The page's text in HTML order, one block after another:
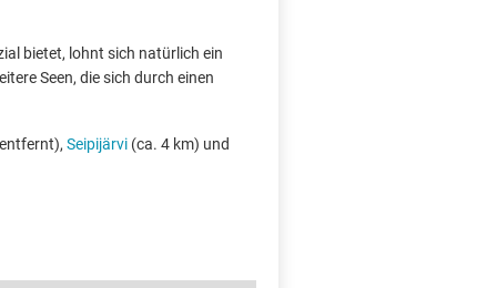
bietet, lohnt sich natürlich ein
Seen, die sich durch einen
Seipijärvi (ca. 4 km) und